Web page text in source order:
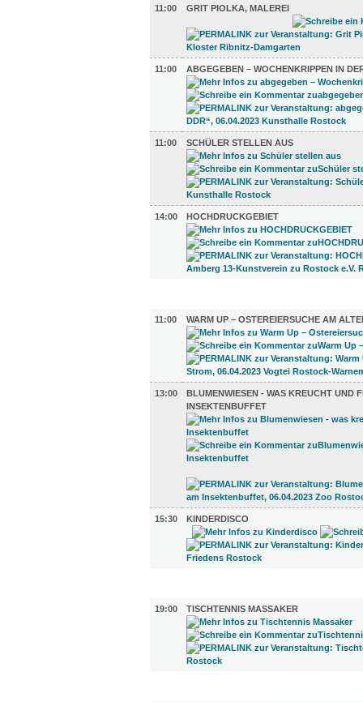
11:00 GRIT PIOLKA, MALEREI
11:00 ABGEGEBEN – WOCHENKRIPPEN IN
11:00 SCHÜLER STELLEN AUS
14:00 HOCHDRUCKGEBIET
11:00
WARM UP – OSTEREIERSUCHE AM
13:00
BLUMENWIESEN - WAS KREUCHT UND
INSEKTENBUFFET
15:30 KINDERDISCO
19:00
TISCHTENNIS MASSAKER